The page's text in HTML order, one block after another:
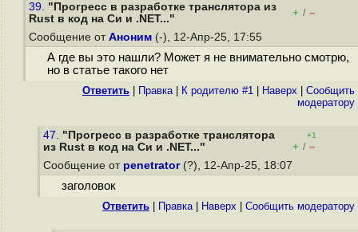
39. "Прогресс в разработке транслятора из
Rust в код на Cи и .NET..."
+ / –
Сообщение от Аноним (-), 12-Апр-25, 17:55
А где вы это нашли? Может я не внимательно смотрю,
но в статье такого нет
Ответить Правка| К родителю #1 Наверх
Cообщить
модератору
47. "Прогресс в разработке транслятора
из Rust в код на Cи и .NET..."
+1
+ / –
Сообщение от penetrator(?), 12-Апр-25, 18:07
заголовок
Ответить Правка| Наверх Cообщить модератору